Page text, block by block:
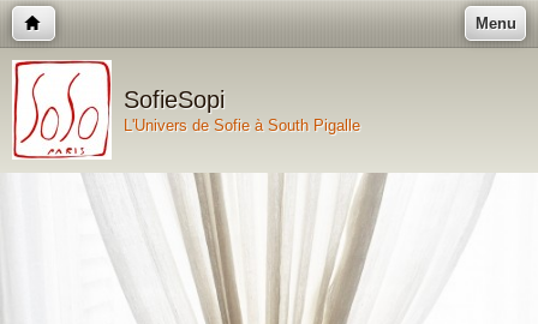
Menu
SofieSopi
L'Univers de Sofie à South Pigalle